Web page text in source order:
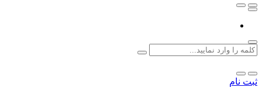
ثبت نام